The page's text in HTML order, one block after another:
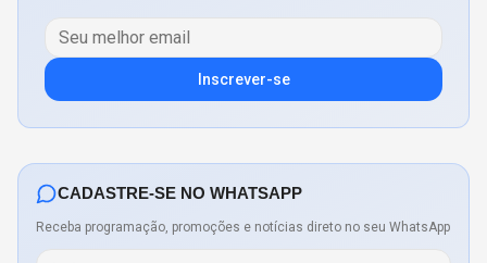
Inscrever-se
CADASTRE-SE NO WHATSAPP
Receba programação, promoções e notícias direto no seu WhatsApp